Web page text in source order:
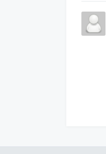
信息
资策
数据